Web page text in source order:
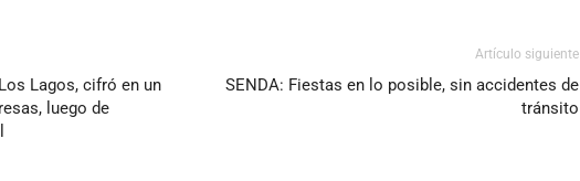
Lagos, cifró en un
luego de
Artículo siguiente
SENDA: Fiestas en lo posible, sin accidentes de
tránsito